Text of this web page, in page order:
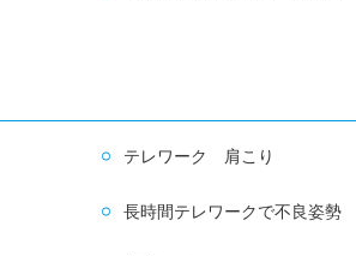
テレワーク 肩こり
長時間テレワークで不良姿勢